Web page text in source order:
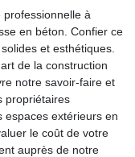
à
en béton. Confier ce
et esthétiques.
de la construction
notre savoir-faire et
propriétaires
espaces extérieurs en
le coût de votre
auprès de notre